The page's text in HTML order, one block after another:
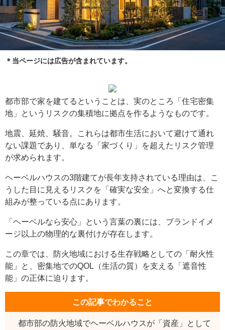
＊当ページには広告が含まれています。
都市部で家を建てるということは、実のところ「住宅密集
地」というリスクの集積地に拠点を作るようなものです。
地震、延焼、騒音。これらは都市生活において避けて通れ
ない課題であり、単なる「家づくり」を超えたリスク管理
が求められます。
ヘーベルハウスの3階建てが長年支持されている理由は、こ
うした目に見えるリスクを「確実な安全」へと変換する仕
組みが整っている点にあります。
「ヘーベルなら安心」という言葉の裏には、ブランドイメ
ージ以上の物理的な裏付けが存在します。
この章では、防火地域における生存戦略としての「耐火性
能」と、密集地でのQOL（生活の質）を支える「遮音性
能」の正体に迫ります。
この記事でわかること
都市部の防火地域でヘーベルハウスが「資産」として